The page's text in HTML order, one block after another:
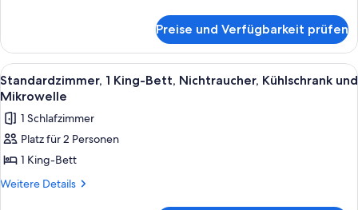
Mikrowelle
anzeigen
2 Queen-
Betten,
Nichtraucher,
Kühlschrank
Mikrowelle
Preise und Verfügbarkeit prüfen
Alle
Fotos
für
Standardzimmer,
1 King-
Bett,
Nichtraucher,
Ein Hotelzimmer mit einem großen
5
Standardzimmer, 1 King-Bett, Nichtraucher, Kühlschrank und
Mikrowelle
1 Schlafzimmer
Platz für 2 Personen
1 King-Bett
Weitere Details
Weitere